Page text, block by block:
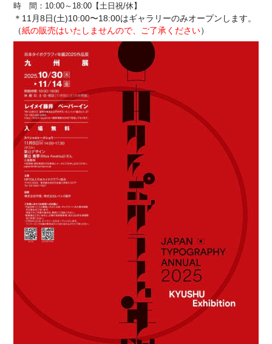
時 間：10:00～18:00【土日祝/休】
＊11月8日(土)10:00〜18:00はギャラリーのみオープンします。
（紙の販売はいたしませんので、ご了承ください）